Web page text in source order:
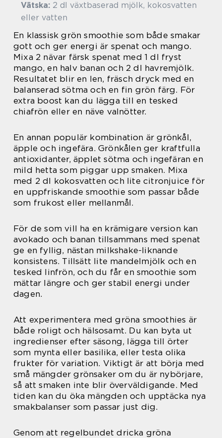
Vätska: 2 dl växtbaserad mjölk, kokosvatten
eller vatten
En klassisk grön smoothie som både smakar
gott och ger energi är spenat och mango.
Mixa 2 nävar färsk spenat med 1 dl fryst
mango, en halv banan och 2 dl havremjölk.
Resultatet blir en len, fräsch dryck med en
balanserad sötma och en fin grön färg. För
extra boost kan du lägga till en tesked
chiafrön eller en näve valnötter.
En annan populär kombination är grönkål,
äpple och ingefära. Grönkålen ger kraftfulla
antioxidanter, äpplet sötma och ingefäran en
mild hetta som piggar upp smaken. Mixa
med 2 dl kokosvatten och lite citronjuice för
en uppfriskande smoothie som passar både
som frukost eller mellanmål.
För de som vill ha en krämigare version kan
avokado och banan tillsammans med spenat
ge en fyllig, nästan milkshake-liknande
konsistens. Tillsätt lite mandelmjölk och en
tesked linfrön, och du får en smoothie som
mättar längre och ger stabil energi under
dagen.
Att experimentera med gröna smoothies är
både roligt och hälsosamt. Du kan byta ut
ingredienser efter säsong, lägga till örter
som mynta eller basilika, eller testa olika
frukter för variation. Viktigt är att börja med
små mängder grönsaker om du är nybörjare,
så att smaken inte blir överväldigande. Med
tiden kan du öka mängden och upptäcka nya
smakbalanser som passar just dig.
Genom att regelbundet dricka gröna